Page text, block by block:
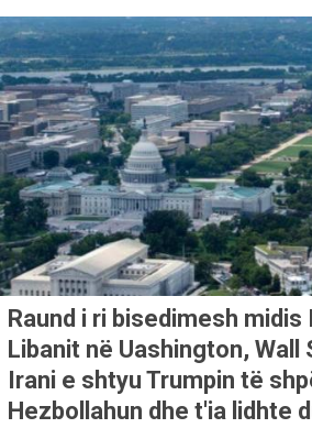
Raund i ri bisedimesh
Libanit në Uashington, Wall
Irani e shtyu Trumpin të
Hezbollahun dhe t'ia lidhte